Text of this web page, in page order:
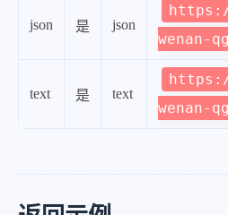
json 是 json
wenan-
text 是 text
wenan-